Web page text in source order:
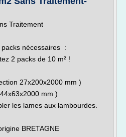
Traitement
nécessaires :
2 packs de 10 m² !
27x200x2000 mm )
mm )
les lames aux lambourdes.
BRETAGNE